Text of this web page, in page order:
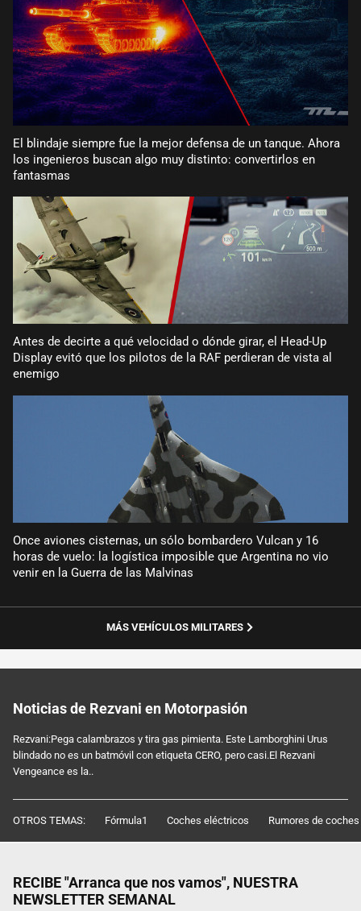
El blindaje siempre fue la mejor defensa de un tanque. Ahora
los ingenieros buscan algo muy distinto: convertirlos en
fantasmas
Antes de decirte a qué velocidad o dónde girar, el Head-Up
Display evitó que los pilotos de la RAF perdieran de vista al
enemigo
Once aviones cisternas, un sólo bombardero Vulcan y 16
horas de vuelo: la logística imposible que Argentina no vio
venir en la Guerra de las Malvinas
MÁS VEHÍCULOS MILITARES
Noticias de Rezvani en Motorpasión
Rezvani:Pega calambrazos y tira gas pimienta. Este Lamborghini Urus
blindado no es un batmóvil con etiqueta CERO, pero casi.El Rezvani
Vengeance es la..
OTROS TEMAS: Fórmula1 Coches eléctricos Rumores de coches
RECIBE "Arranca que nos vamos", NUESTRA
NEWSLETTER SEMANAL